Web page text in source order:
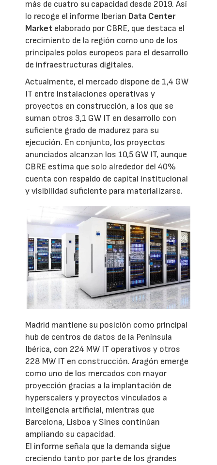
más de cuatro su capacidad desde 2019. Así
lo recoge el informe Iberian Data Center
Market elaborado por CBRE, que destaca el
crecimiento de la región como uno de los
principales polos europeos para el desarrollo
de infraestructuras digitales.
Actualmente, el mercado dispone de 1,4 GW
IT entre instalaciones operativas y
proyectos en construcción, a los que se
suman otros 3,1 GW IT en desarrollo con
suficiente grado de madurez para su
ejecución. En conjunto, los proyectos
anunciados alcanzan los 10,5 GW IT, aunque
CBRE estima que solo alrededor del 40%
cuenta con respaldo de capital institucional
y visibilidad suficiente para materializarse.
Madrid mantiene su posición como principal
hub de centros de datos de la Península
Ibérica, con 224 MW IT operativos y otros
228 MW IT en construcción. Aragón emerge
como uno de los mercados con mayor
proyección gracias a la implantación de
hyperscalers y proyectos vinculados a
inteligencia artificial, mientras que
Barcelona, Lisboa y Sines continúan
ampliando su capacidad.
El informe señala que la demanda sigue
creciendo tanto por parte de los grandes